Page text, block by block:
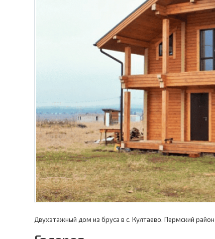
Двухэтажный дом из бруса в с. Култаево, Пермский район